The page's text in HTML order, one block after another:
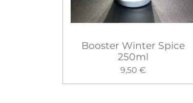
Booster Winter Spice
250ml
9,50 €